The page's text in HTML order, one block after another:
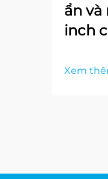
ẩn và
inch
Xem